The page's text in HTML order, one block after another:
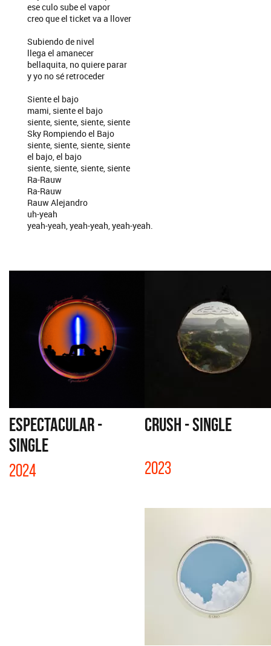
ese culo sube el vapor
creo que el ticket va a llover
Subiendo de nivel
llega el amanecer
bellaquita, no quiere parar
y yo no sé retroceder
Siente el bajo
mami, siente el bajo
siente, siente, siente, siente
Sky Rompiendo el Bajo
siente, siente, siente, siente
el bajo, el bajo
siente, siente, siente, siente
Ra-Rauw
Ra-Rauw
Rauw Alejandro
uh-yeah
yeah-yeah, yeah-yeah, yeah-yeah.
ESPECTACULAR -
SINGLE
2024
CRUSH - SINGLE
2023